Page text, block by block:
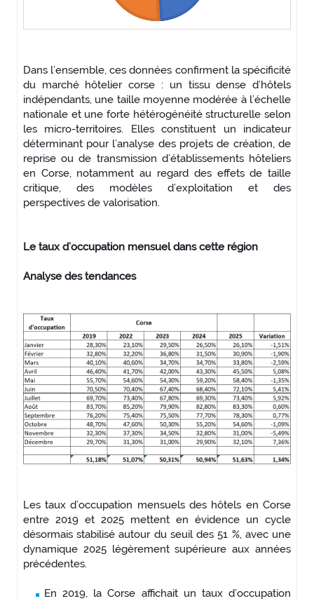
Dans l’ensemble, ces données confirment la spécificité
du marché hôtelier corse : un tissu dense d’hôtels
indépendants, une taille moyenne modérée à l’échelle
nationale et une forte hétérogénéité structurelle selon
les micro-territoires. Elles constituent un indicateur
déterminant pour l’analyse des projets de création, de
reprise ou de transmission d’établissements hôteliers
en Corse, notamment au regard des effets de taille
critique, des modèles d’exploitation et des
perspectives de valorisation.
Le taux d’occupation mensuel dans cette région
Analyse des tendances
Les taux d’occupation mensuels des hôtels en Corse
entre 2019 et 2025 mettent en évidence un cycle
désormais stabilisé autour du seuil des 51 %, avec une
dynamique 2025 légèrement supérieure aux années
précédentes.
En 2019, la Corse affichait un taux d’occupation